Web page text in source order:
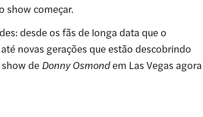
show começar.
desde os fãs de longa data que o
novas gerações que estão descobrindo
de Donny Osmondem Las Vegas agora